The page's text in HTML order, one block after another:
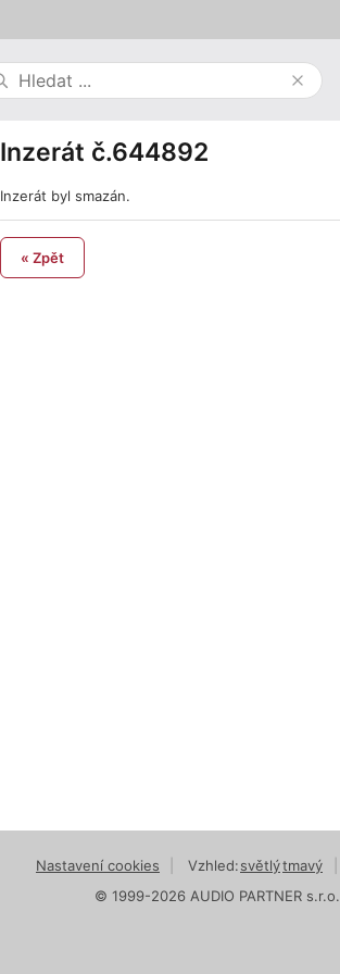
Inzerát č.644892
Inzerát byl smazán.
« Zpět
Nastavení cookies Vzhled:světlýtmavý
© 1999-2026 AUDIO PARTNER s.r.o.